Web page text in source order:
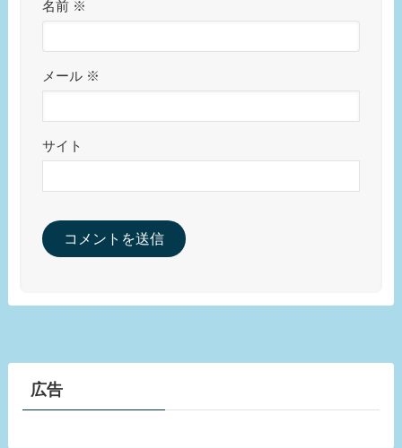
名前 ※
メール ※
サイト
広告